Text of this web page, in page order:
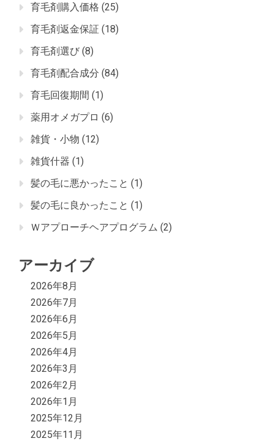
育毛剤購入価格 (25)
育毛剤返金保証 (18)
育毛剤選び (8)
育毛剤配合成分 (84)
育毛回復期間 (1)
薬用オメガプロ (6)
雑貨・小物 (12)
雑貨什器 (1)
髪の毛に悪かったこと (1)
髪の毛に良かったこと (1)
Ｗアプローチヘアプログラム (2)
アーカイブ
2026年8月
2026年7月
2026年6月
2026年5月
2026年4月
2026年3月
2026年2月
2026年1月
2025年12月
2025年11月